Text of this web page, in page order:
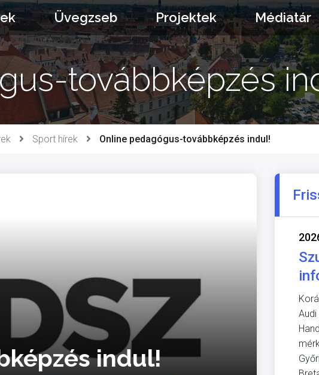
Üvegzseb Projektek Médiatár
továbbképzés
Sport hírek Online pedagógus-továbbképzés indul!
indul!
Audi